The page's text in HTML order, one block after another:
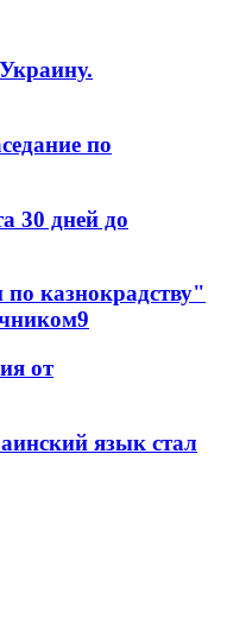
по
30 дней до
казнокрадству"
9
от
язык стал